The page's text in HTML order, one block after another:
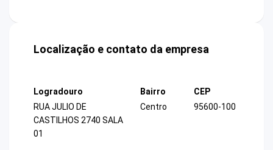
Localização e contato da empresa
Logradouro
RUA JULIO DE
CASTILHOS 2740 SALA
01
Bairro
Centro
CEP
95600-100